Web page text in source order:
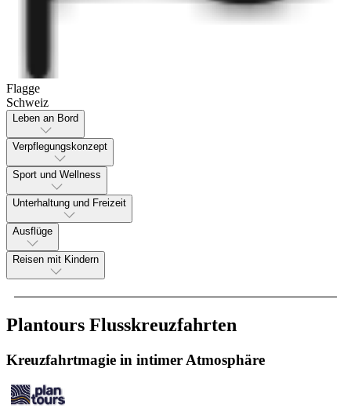
Flagge
Schweiz
Leben an Bord
Verpflegungskonzept
Sport und Wellness
Unterhaltung und Freizeit
Ausflüge
Reisen mit Kindern
Plantours Flusskreuzfahrten
Kreuzfahrtmagie in intimer Atmosphäre